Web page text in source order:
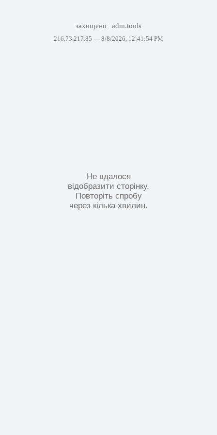
захищено adm.tools
216.73.217.85 — 8/8/2026, 12:41:54 PM
Не вдалося
відобразити сторінку.
Повторіть спробу
через кілька хвилин.